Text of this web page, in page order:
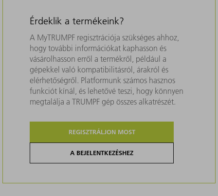
Érdeklik a termékeink?
A MyTRUMPF regisztrációja szükséges ahhoz,
hogy további információkat kaphasson és
vásárolhasson erről a termékről, például a
gépekkel való kompatibilitásról, árakról és
elérhetőségről. Platformunk számos hasznos
funkciót kínál, és lehetővé teszi, hogy könnyen
megtalálja a TRUMPF gép összes alkatrészét.
REGISZTRÁLJON MOST
A BEJELENTKEZÉSHEZ